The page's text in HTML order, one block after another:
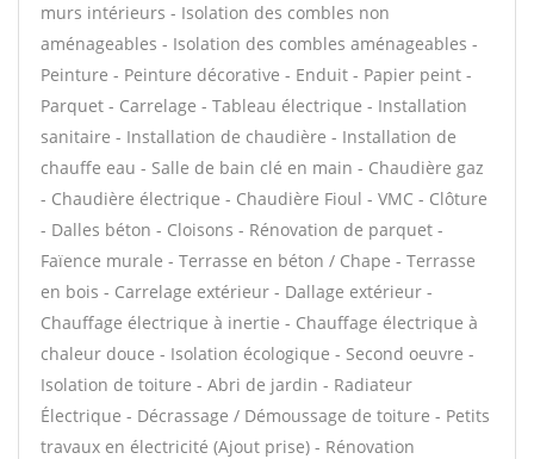
murs intérieurs - Isolation des combles non
aménageables - Isolation des combles aménageables -
Peinture - Peinture décorative - Enduit - Papier peint -
Parquet - Carrelage - Tableau électrique - Installation
sanitaire - Installation de chaudière - Installation de
chauffe eau - Salle de bain clé en main - Chaudière gaz
- Chaudière électrique - Chaudière Fioul - VMC - Clôture
- Dalles béton - Cloisons - Rénovation de parquet -
Faïence murale - Terrasse en béton / Chape - Terrasse
en bois - Carrelage extérieur - Dallage extérieur -
Chauffage électrique à inertie - Chauffage électrique à
chaleur douce - Isolation écologique - Second oeuvre -
Isolation de toiture - Abri de jardin - Radiateur
Électrique - Décrassage / Démoussage de toiture - Petits
travaux en électricité (Ajout prise) - Rénovation